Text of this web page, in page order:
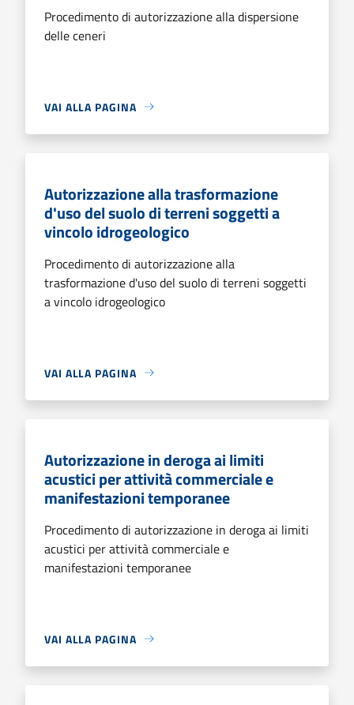
Procedimento di autorizzazione alla dispersione
delle ceneri
VAI ALLA PAGINA
Autorizzazione alla trasformazione
d'uso del suolo di terreni soggetti a
vincolo idrogeologico
Procedimento di autorizzazione alla
trasformazione d'uso del suolo di terreni soggetti
a vincolo idrogeologico
VAI ALLA PAGINA
Autorizzazione in deroga ai limiti
acustici per attività commerciale e
manifestazioni temporanee
Procedimento di autorizzazione in deroga ai limiti
acustici per attività commerciale e
manifestazioni temporanee
VAI ALLA PAGINA